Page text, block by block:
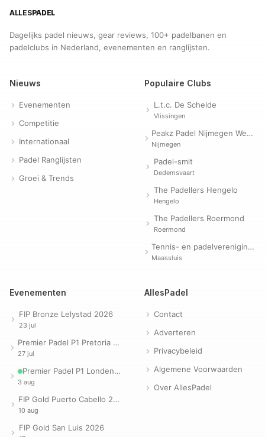
ALLESPADEL
Dagelijks padel nieuws, gear reviews, 100+ padelbanen en
padelclubs in Nederland, evenementen en ranglijsten.
Nieuws
Evenementen
Competitie
Internationaal
Padel Ranglijsten
Groei & Trends
Populaire Clubs
L.t.c. De Schelde
Vlissingen
Peakz Padel Nijmegen Westerpark | Padelclub
Nijmegen
Padel-smit
Dedemsvaart
The Padellers Hengelo
Hengelo
The Padellers Roermond
Roermond
Tennis- en padelvereniging Evergreen
Maassluis
Evenementen
FIP Bronze Lelystad 2026
23 jul
Premier Padel P1 Pretoria 2026
27 jul
Premier Padel P1 Londen 2026
3 aug
FIP Gold Puerto Cabello 2026
10 aug
FIP Gold San Luis 2026
AllesPadel
Contact
Adverteren
Privacybeleid
Algemene Voorwaarden
Over AllesPadel